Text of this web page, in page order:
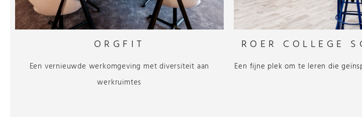
ORGFIT
Een vernieuwde werkomgeving met diversiteit aan
werkruimtes
ROER COLLEGE
Een fijne plek om te leren die